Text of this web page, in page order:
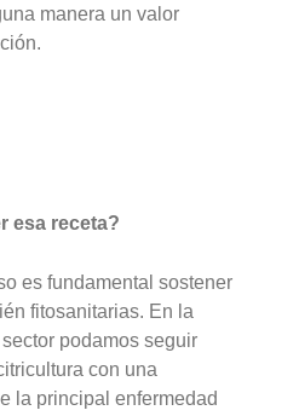
manera un valor
esa receta?
es fundamental sostener
fitosanitarias. En la
podamos seguir
con una
la principal enfermedad